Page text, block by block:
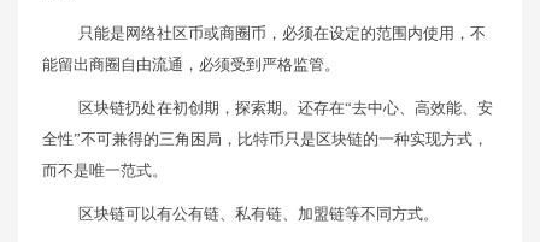
只能是网络社区币或商圈币，必须在设定的范围内使用，不
能留出商圈自由流通，必须受到严格监管。
区块链扔处在初创期，探索期。还存在“去中心、高效能、安
全性”不可兼得的三角困局，比特币只是区块链的一种实现方式，
而不是唯一范式。
区块链可以有公有链、私有链、加盟链等不同方式。